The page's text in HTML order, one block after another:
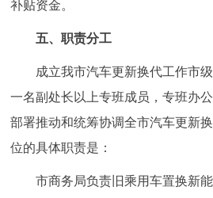
补贴资金。
五、职责分工
成立我市汽车更新换代工作市级
一名副处长以上专班成员，专班办
部署推动和统筹协调全市汽车更新
位的具体职责是：
市商务局负责旧乘用车置换新能